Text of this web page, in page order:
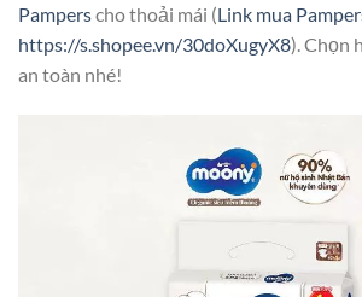
Pamperscho thoải mái (Link mua
https://s.shopee.vn/30doXugyX8). Chọn
an toàn nhé!